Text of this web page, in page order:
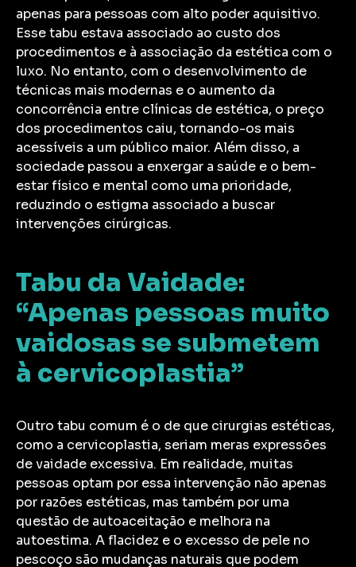
apenas para pessoas com alto poder aquisitivo.
Esse tabu estava associado ao custo dos
procedimentos e à associação da estética com o
luxo. No entanto, com o desenvolvimento de
técnicas mais modernas e o aumento da
concorrência entre clínicas de estética, o preço
dos procedimentos caiu, tornando-os mais
acessíveis a um público maior. Além disso, a
sociedade passou a enxergar a saúde e o bem-
estar físico e mental como uma prioridade,
reduzindo o estigma associado a buscar
intervenções cirúrgicas.
Tabu da Vaidade:
“Apenas pessoas muito
vaidosas se submetem
à cervicoplastia”
Outro tabu comum é o de que cirurgias estéticas,
como a cervicoplastia, seriam meras expressões
de vaidade excessiva. Em realidade, muitas
pessoas optam por essa intervenção não apenas
por razões estéticas, mas também por uma
questão de autoaceitação e melhora na
autoestima. A flacidez e o excesso de pele no
pescoço são mudanças naturais que podem